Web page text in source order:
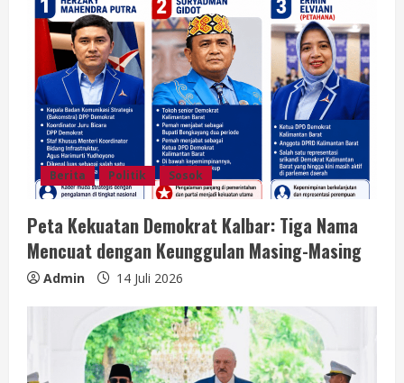
Berita Politik Sosok
Peta Kekuatan Demokrat Kalbar: Tiga Nama
Mencuat dengan Keunggulan Masing-Masing
Admin 14 Juli 2026